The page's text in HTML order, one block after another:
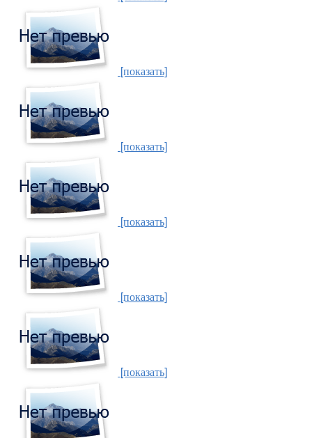
[показать]
[показать]
[показать]
[показать]
[показать]